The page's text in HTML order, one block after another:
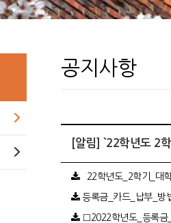
공지사항
[알림] `22학년도 2
`22학년도_2학기_대
등록금_카드_납부_방
□2022학년도_등록금